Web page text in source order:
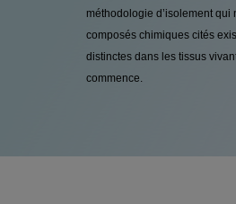
méthodologie d’isolement
composés chimiques cités
distinctes dans les tissus
commence.